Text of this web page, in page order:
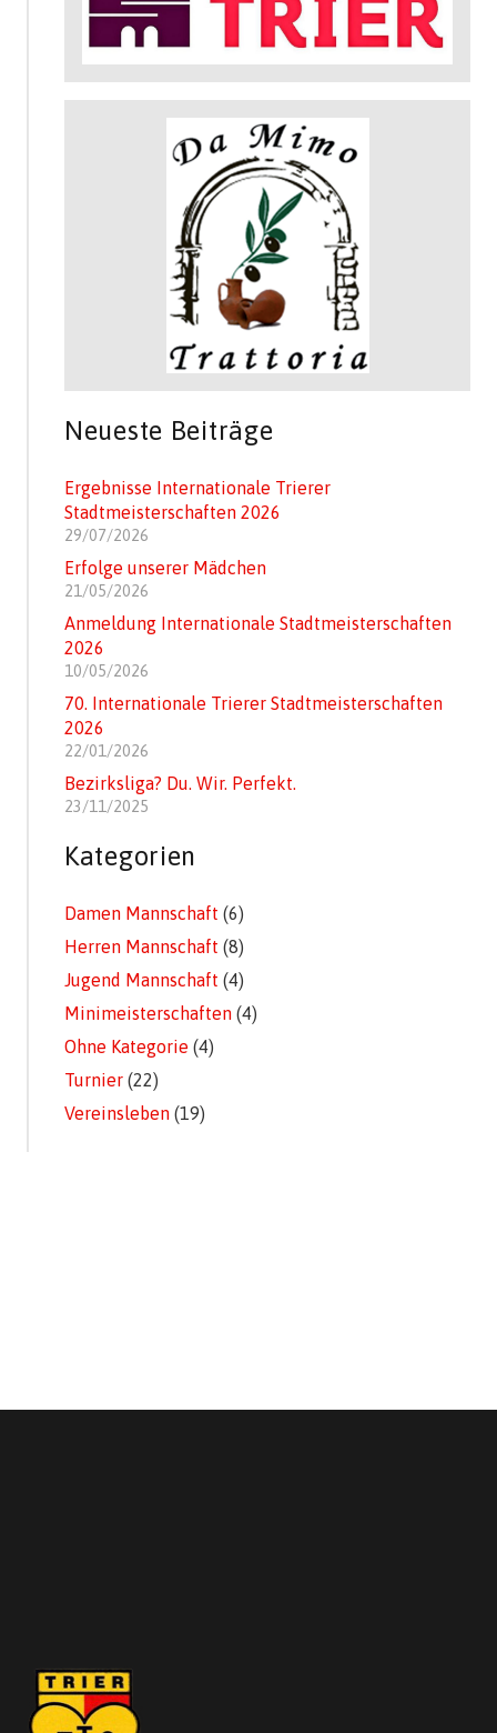
Neueste Beiträge
Ergebnisse Internationale Trierer
Stadtmeisterschaften 2026
29/07/2026
Erfolge unserer Mädchen
21/05/2026
Anmeldung Internationale Stadtmeisterschaften
2026
10/05/2026
70. Internationale Trierer Stadtmeisterschaften
2026
22/01/2026
Bezirksliga? Du. Wir. Perfekt.
23/11/2025
Kategorien
Damen Mannschaft (6)
Herren Mannschaft (8)
Jugend Mannschaft (4)
Minimeisterschaften (4)
Ohne Kategorie (4)
Turnier (22)
Vereinsleben (19)